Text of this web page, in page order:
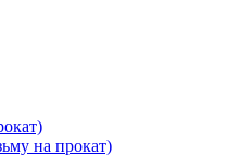
на прокат)